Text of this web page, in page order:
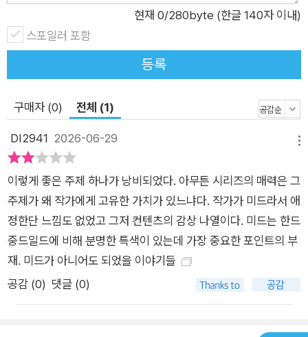
살아 있다. 어쩌면 그게 내가 어떤 드라마들을 반복해서 보는 이
유인지도 모른다.” Everybody lies. <하우스>의 주인공 닥터
하우스의 유명한 대사이다. ‘모든 인간은 거짓말을 한다’라는 통
렬한 명제 아래에서 이 불가해한 삶의 끝은 절망일 수밖에 없다고
족하기 짝이 없는 미드 속 등장인물들에게서 어딘가에 반드시 존
를 만든 하나의 퍼즐 조각이며, 이 책은 ‘손보미 유니버스’로 들어
가는 열쇠가 되어줄 것이다. 그가 들려주는 열네 편의 미드 이야
기를 따라가다 보면 자기 삶을 사랑한다는 의미는 무엇인지, 또
우리가 끝끝내 서로를 포기하지 말아야 하는 까닭은 무엇인지, 생
의 작은 비밀들을 엿볼 수 있다. “죽음이 우연이 아니라 살아남은
게 우연이라는 생각에 한동안 사로잡혀 있던 적이 있다. 『우아한
밤과 고양이들』을 출간한 후 나는 어떤 인터뷰에서 이렇게 말했
다. “우리가 순전히 뽑기를 잘해서 살아남은 거라면, 우리의 삶은
어떤 의미를 가지고 있는 걸까요?” 그 당시 나는 그걸 알고 싶어
현재 0/280byte (한글 140자 이내)
스포일러 포함
등록
구매자 (0) 전체 (1)
DI2941 2026-06-29
이렇게 좋은 주제 하나가 낭비되었다. 아무튼 시리즈의 매력은 그
주제가 왜 작가에게 고유한 가치가 있느냐다. 작가가 미드라서 애
정한단 느낌도 없었고 그저 컨텐츠의 감상 나열이다. 미드는 한드
중드일드에 비해 분명한 특색이 있는데 가장 중요한 포인트의 부
재. 미드가 아니어도 되었을 이야기들
공감 (0) 댓글 (0)